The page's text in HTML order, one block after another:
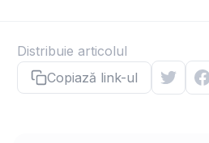
Distribuie articolul
Copiază link-ul